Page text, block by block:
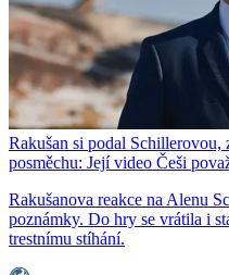
Rakušan si podal Schillerovou,
posměchu: Její video Češi
Rakušanova reakce na Alenu
poznámky. Do hry se vrátila i
trestnímu stíhání.